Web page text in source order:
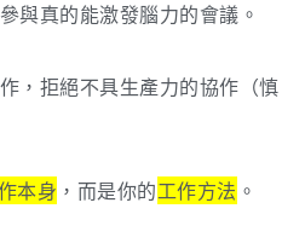
與真的能激發腦力的會議。
，拒絕不具生產力的協作（慎
本身 ，而是你的工作方法 。